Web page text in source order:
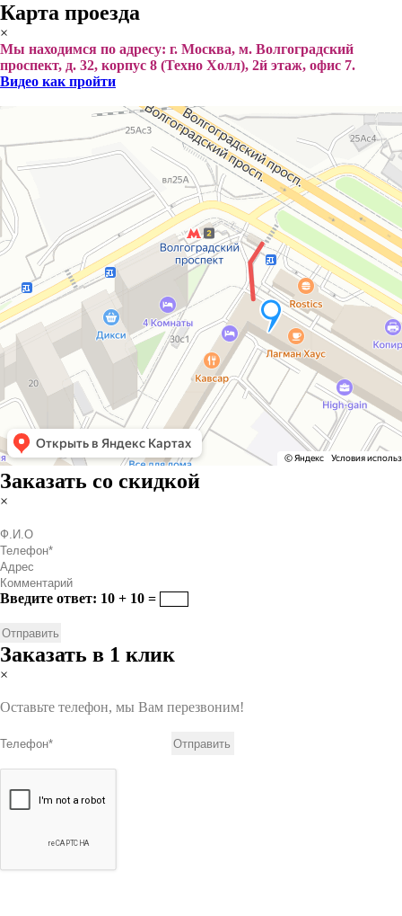
Карта проезда
×
Мы находимся по адресу: г. Москва, м. Волгоградский
проспект, д. 32, корпус 8 (Техно Холл), 2й этаж, офис 7.
Видео как пройти
Заказать со скидкой
×
Введите ответ: 10 + 10 =
Заказать в 1 клик
×
Оставьте телефон, мы Вам перезвоним!